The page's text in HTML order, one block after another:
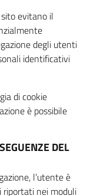
evitano il
degli utenti
identificativi
di cookie
è possibile
DEL
l’utente è
riportati nei moduli